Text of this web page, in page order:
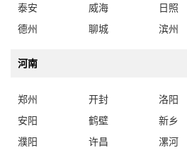
泰安
威海 日照
德州
聊城 滨州
河南
郑州 开封 洛阳
安阳
鹤壁 新乡
濮阳
许昌 漯河